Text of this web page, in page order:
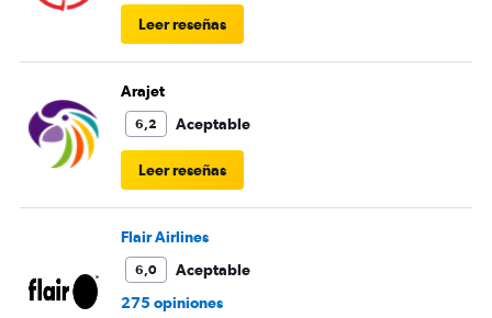
Leer reseñas
Arajet
6,2 Aceptable
Leer reseñas
Flair Airlines
6,0
Aceptable
275 opiniones